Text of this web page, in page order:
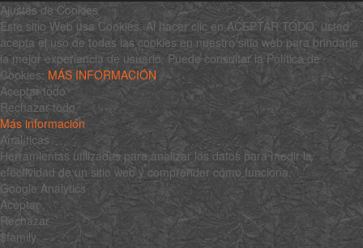
Ajustes de Cookies
Este sitio Web usa Cookies. Al hacer clic en ACEPTAR TODO, usted
acepta el uso de todas las cookies en nuestro sitio web para brindarle
la mejor experiencia de usuario. Puede consultar la Política de
Cookies: MÁS INFORMACIÓN
Aceptar todo
Rechazar todo
Más información
Analíticas
Herramientas utilizadas para analizar los datos para medir la
efectividad de un sitio web y comprender cómo funciona.
Google Analytics
Aceptar
Rechazar
$family